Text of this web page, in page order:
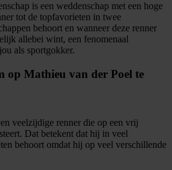
is een weddenschap met een hoge
tot de topfavorieten in twee
behoort en wanneer deze renner
allebei wint, een fenomenaal
als sportgokker.
op Mathieu van der Poel te
veelzijdige renner die op een vrij
Dat betekent dat hij in veel
behoort omdat hij op veel verschillende